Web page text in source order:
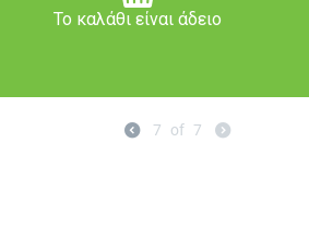
Το καλάθι είναι άδειο
7 of 7